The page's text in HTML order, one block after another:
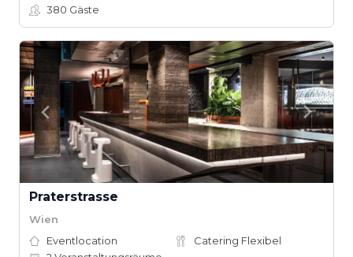
380 Gäste
Praterstrasse
Wien
Eventlocation
Catering Flexibel